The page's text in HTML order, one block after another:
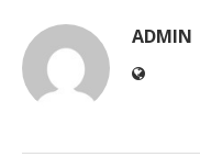
ADMIN